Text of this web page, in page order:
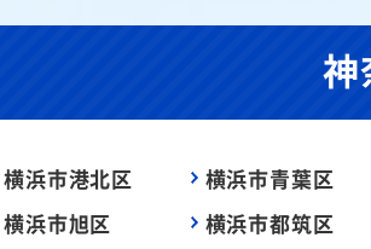
神
横浜市港北区 横浜市青葉区
横浜市旭区
横浜市都筑区